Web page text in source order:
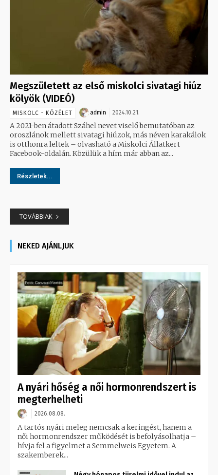
Megszületett az első miskolci sivatagi hiúz
kölyök (VIDEÓ)
MISKOLC - KÖZÉLET admin 2024.10.21.
A 2021-ben átadott Száhel nevet viselő bemutatóban az
oroszlánok mellett sivatagi hiúzok, más néven karakálok
is otthonra leltek – olvasható a Miskolci Állatkert
Facebook-oldalán. Közülük a hím már abban az...
Részletek...
TOVÁBBIAK
NEKED AJÁNLJUK
A nyári hőség a női hormonrendszert is
megterhelheti
2026.08.08.
A tartós nyári meleg nemcsak a keringést, hanem a
női hormonrendszer működését is befolyásolhatja –
hívja fel a figyelmet a Semmelweis Egyetem. A
szakemberek...